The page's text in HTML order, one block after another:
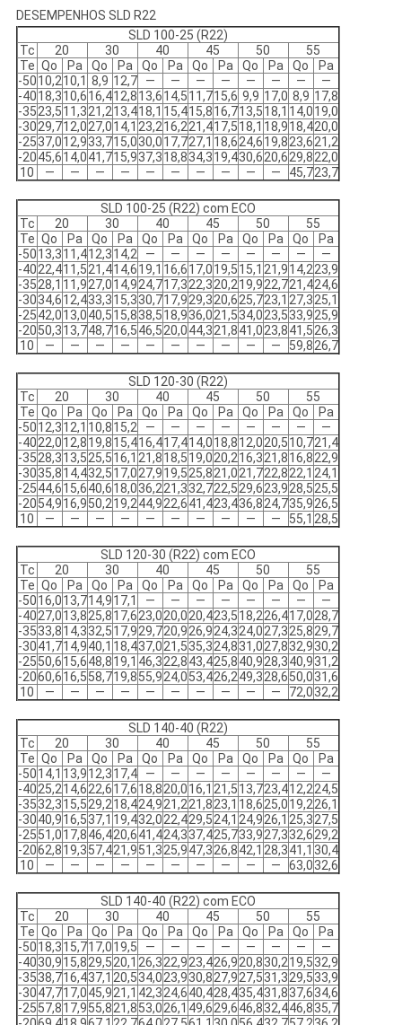
DESEMPENHOS SLD R22
SLD 100-25 (R22)
Tc
20 30 40 45 50
55
Te Qo Pa Qo Pa Qo Pa Qo Pa Qo Pa Qo
Pa
-5010,210,1 8,9 12,7 — — — — — — —
—
-4018,310,616,412,813,614,511,715,6 9,9 17,0 8,9 17,8
-3523,511,321,213,418,1 15,415,816,713,518,1 14,019,0
-3029,712,027,014,1 23,216,221,417,518,1 18,918,420,0
-2537,012,933,715,030,017,727,1 18,624,619,823,621,2
-2045,614,041,715,937,318,834,319,430,620,629,822,0
10
— — — — — — — — — — 45,723,7
SLD 100-25 (R22) com ECO
Tc
20 30 40 45 50
55
Te Qo Pa Qo Pa Qo Pa Qo Pa Qo Pa Qo
Pa
-5013,311,412,314,2 — — — — — — —
—
-4022,411,521,414,619,1 16,617,019,515,1 21,914,223,9
-3528,1 11,927,014,924,717,322,320,219,922,721,424,6
-3034,612,433,315,330,717,929,320,625,723,1 27,325,1
-2542,013,040,515,838,518,936,021,534,023,533,925,9
-2050,313,748,716,546,520,044,321,841,023,841,526,3
10
— — — — — — — — — — 59,826,7
SLD 120-30 (R22)
Tc
20 30 40 45 50
55
Te Qo Pa Qo Pa Qo Pa Qo Pa Qo Pa Qo
Pa
-5012,312,1 10,815,2 — — — — — — —
—
-4022,012,819,815,416,417,414,018,812,020,510,721,4
-3528,313,525,516,1 21,818,519,020,216,321,816,822,9
-3035,814,432,517,027,919,525,821,021,722,822,1 24,1
-2544,615,640,618,036,221,332,722,529,623,928,525,5
-2054,916,950,219,244,922,641,423,436,824,735,926,5
10
— — — — — — — — — — 55,1 28,5
SLD 120-30 (R22) com ECO
Tc
20 30 40 45 50
55
Te Qo Pa Qo Pa Qo Pa Qo Pa Qo Pa Qo
Pa
-5016,013,714,917,1 — — — — — — —
—
-4027,013,825,817,623,020,020,423,518,226,417,028,7
-3533,814,332,517,929,720,926,924,324,027,325,829,7
-3041,714,940,1 18,437,021,535,324,831,027,832,930,2
-2550,615,648,819,1 46,322,843,425,840,928,340,931,2
-2060,616,558,719,855,924,053,426,249,328,650,031,6
10
— — — — — — — — — — 72,032,2
SLD 140-40 (R22)
Tc
20 30 40 45 50
55
Te Qo Pa Qo Pa Qo Pa Qo Pa Qo Pa Qo
Pa
-5014,1 13,912,317,4 — — — — — — —
—
-4025,214,622,617,618,820,016,1 21,513,723,412,224,5
-3532,315,529,218,424,921,221,823,1 18,625,019,226,1
-3040,916,537,1 19,432,022,429,524,1 24,926,1 25,327,5
-2551,017,846,420,641,424,337,425,733,927,332,629,2
-2062,819,357,421,951,325,947,326,842,1 28,341,1 30,4
10
— — — — — — — — — — 63,032,6
SLD 140-40 (R22) com ECO
Tc
20 30 40 45 50
55
Te Qo Pa Qo Pa Qo Pa Qo Pa Qo Pa Qo
Pa
-5018,315,717,019,5 — — — — — — —
—
-4030,915,829,520,1 26,322,923,426,920,830,219,532,9
-3538,716,437,1 20,534,023,930,827,927,531,329,533,9
-3047,717,045,921,1 42,324,640,428,435,431,837,634,6
-2557,817,955,821,853,026,1 49,629,646,832,446,835,7